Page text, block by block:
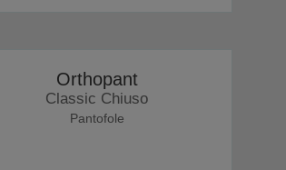
Orthopant
Classic Chiuso
Pantofole